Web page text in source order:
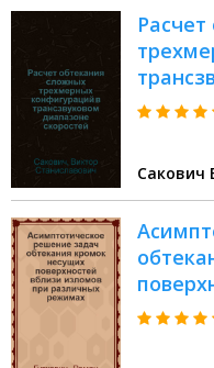
Сакович
при